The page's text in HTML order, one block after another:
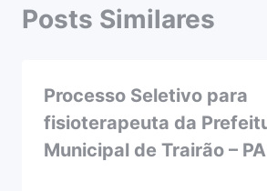
Posts Similares
Processo Seletivo para
fisioterapeuta da
Municipal de Trairão – PA